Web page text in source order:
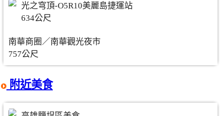
光之穹頂-O5R10美麗島捷運站
634公尺
南華商圈／南華觀光夜市
757公尺
附近美食